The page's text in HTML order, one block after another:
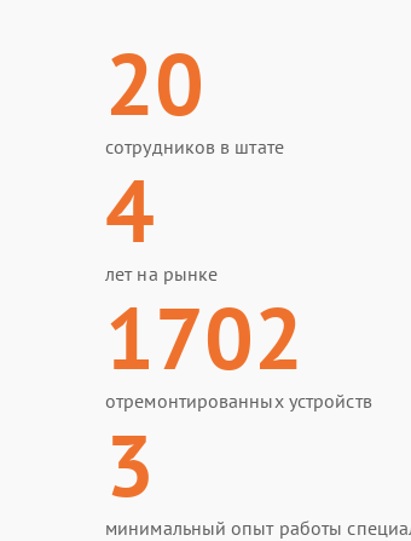
20
сотрудников в штате
4
лет на рынке
1702
отремонтированных устройств
3
минимальный опыт работы